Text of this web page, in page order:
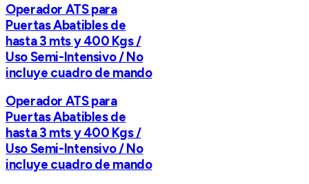
Operador ATS para
Puertas Abatibles de
hasta 3 mts y 400 Kgs /
Uso Semi-Intensivo / No
incluye cuadro de mando
Operador ATS para
Puertas Abatibles de
hasta 3 mts y 400 Kgs /
Uso Semi-Intensivo / No
incluye cuadro de mando